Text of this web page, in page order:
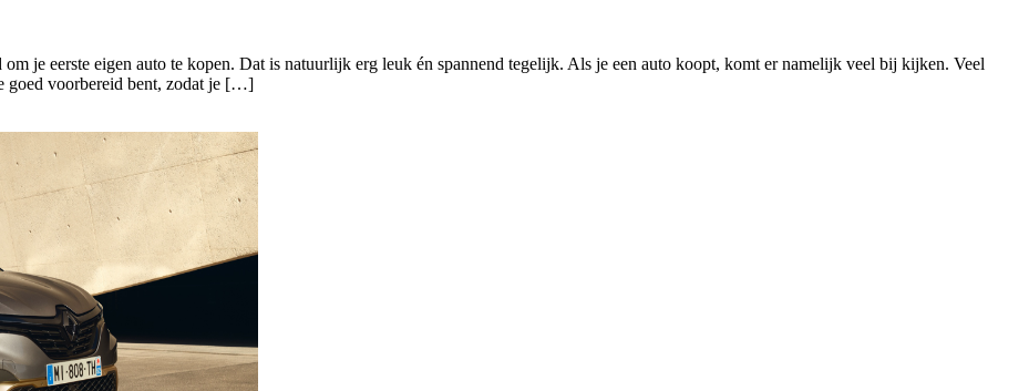
je eerste eigen auto te kopen. Dat is natuurlijk erg leuk én spannend tegelijk. Als je een auto koopt, komt er namelijk veel bij kijken. Veel
goed voorbereid bent, zodat je […]